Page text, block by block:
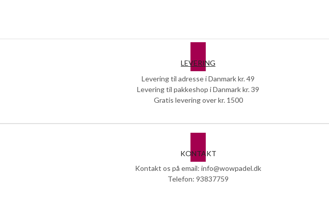
LEVERING
Levering til adresse i Danmark kr. 49
Levering til pakkeshop i Danmark kr. 39
Gratis levering over kr. 1500
KONTAKT
Kontakt os på email: info@wowpadel.dk
Telefon: 93837759